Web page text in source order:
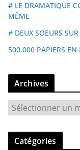
# LE DRAMATIQUE
MÊME
# DEUX SOEURS SUR
500.000 PAPIERS EN
Archives
c
Catégories